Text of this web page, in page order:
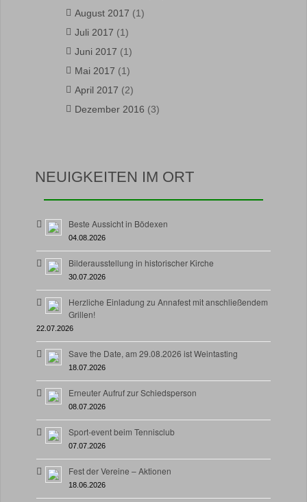
August 2017 (1)
Juli 2017 (1)
Juni 2017 (1)
Mai 2017 (1)
April 2017 (2)
Dezember 2016 (3)
NEUIGKEITEN IM ORT
Beste Aussicht in Bödexen
04.08.2026
Bilderausstellung in historischer Kirche
30.07.2026
Herzliche Einladung zu Annafest mit anschließendem
Grillen!
22.07.2026
Save the Date, am 29.08.2026 ist Weintasting
18.07.2026
Erneuter Aufruf zur Schiedsperson
08.07.2026
Sport-event beim Tennisclub
07.07.2026
Fest der Vereine – Aktionen
18.06.2026